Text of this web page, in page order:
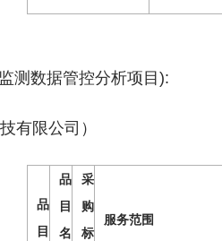
测数据管控分析项目):
有限公司）
品
目
品
目
名
采
购
标
服务范围